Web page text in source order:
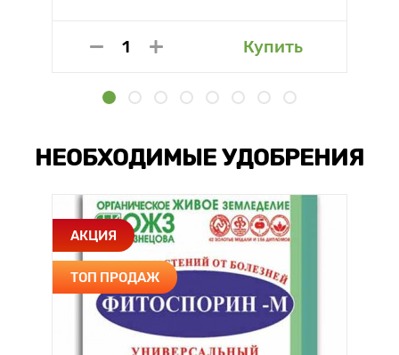
Купить
НЕОБХОДИМЫЕ УДОБРЕНИЯ
АКЦИЯ
ТОП ПРОДАЖ